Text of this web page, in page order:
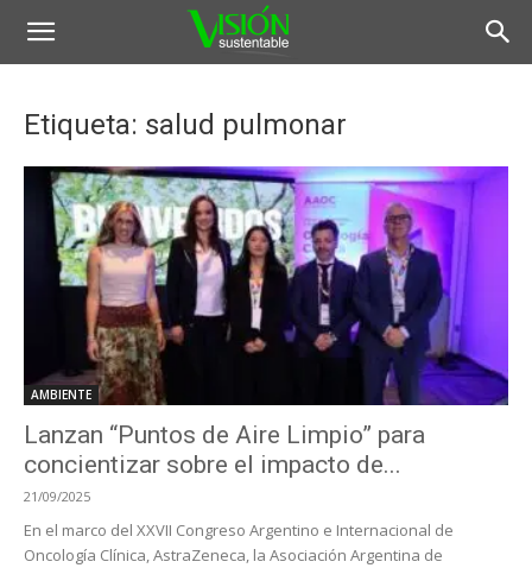
Etiqueta: salud pulmonar
AMBIENTE
Lanzan “Puntos de Aire Limpio” para
concientizar sobre el impacto de...
21/09/2025
En el marco del XXVII Congreso Argentino e Internacional de
Oncología Clínica, AstraZeneca, la Asociación Argentina de